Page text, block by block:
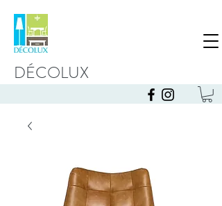
DÉCOLUX